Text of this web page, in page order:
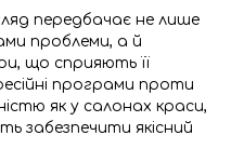
передбачає не лише
проблеми, а й
що сприяють її
програми проти
як у салонах краси,
забезпечити якісний